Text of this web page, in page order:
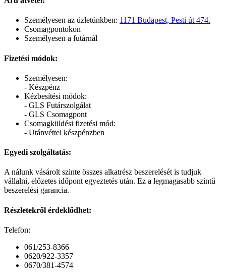
Személyesen az üzletünkben: 1171 Budapest, Pesti út 474.
Csomagpontokon
Személyesen a futárnál
Fizetési módok:
Személyesen:
- Készpénz
Kézbesítési módok:
- GLS Futárszolgálat
- GLS Csomagpont
Csomagküldési fizetési mód:
- Utánvéttel készpénzben
Egyedi szolgáltatás:
A nálunk vásárolt szinte összes alkatrész beszerelését is tudjuk
vállalni, előzetes időpont egyeztetés után. Ez a legmagasabb szintű
beszerelési garancia.
Részletekről érdeklődhet:
Telefon:
061/253-8366
0620/922-3357
0670/381-4574